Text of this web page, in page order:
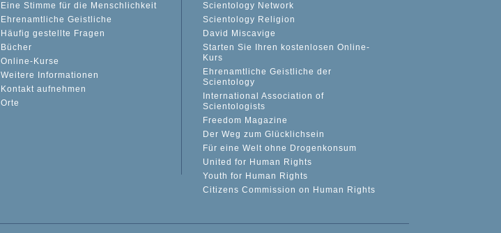
Eine Stimme für die Menschlichkeit
Ehrenamtliche Geistliche
Häufig gestellte Fragen
Bücher
Online-Kurse
Weitere Informationen
Kontakt aufnehmen
Orte
Scientology Network
Scientology Religion
David Miscavige
Starten Sie Ihren kostenlosen Online-
Kurs
Ehrenamtliche Geistliche der
Scientology
International Association of
Scientologists
Freedom Magazine
Der Weg zum Glücklichsein
Für eine Welt ohne Drogenkonsum
United for Human Rights
Youth for Human Rights
Citizens Commission on Human Rights